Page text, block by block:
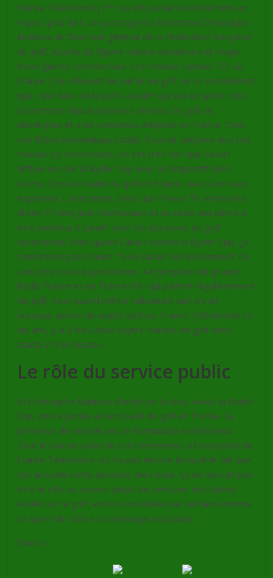
France Télévisions (TF1 ou M6) aurait eu forcément un
impact plus fort. Ce que regrette fortement Christophe
Muniesa, le Directeur général de la Fédération française
de golf, auprès du Figaro: «Notre discipline est otage
d’une guerre commerciale. Les médias comme TF1 ou
France 2 se refusent de parler de golf car ils considèrent
que c’est faire de la pub à Canal+ qui suit ce sport très
activement depuis plusieurs années. Le golf se
développe et a de nombreux adeptes en France. C’est
une filière économique stable. Il serait salutaire que ces
médias s’y intéressent. On est très fier que Canal+
diffuse en clair la Ryder Cup avec un dispositif hors
norme. C’est la chaîne du golf en France. Avec une vraie
expertise. L’amertume, c’est que France TV achète les
droits TV des Jeux Olympiques et en cède une partie à
titre onéreux à Canal+ pour les épreuves de golf
notamment. Mais quand Canal+ achète la Ryder Cup, ça
n’intéresse pas France TV de parler de l’événement. Ce
sont des choix à questionner. A l’exception du groupe
Radio France et de France Info qui parlent régulièrement
de golf, c’est quand même hallucinant qu’il n’y ait
presque jamais de sujets golf sur France Télévisions! En
dix ans, y-a-t-il eu deux sujets traitant de golf dans
stade 2? J’en doute.»
Le rôle du service public
Et Christophe Muniesa d’enfoncer le clou: «Avec la Ryder
Cup, on n’a jamais autant parlé de golf en France. La
présence de Woods est un formidable accélérateur.
Tout le monde parle de cet événement, à l’exception de
France Télévisions qui n’a pas encore évoqué le fait que
l’on accueille cette épreuve chez nous. Ça ne devrait pas
être le rôle du service public de véhiculer des clichés
éculés sur le golf, encore considéré par certains comme
un sport de riche.» Le message est passé.
Source :